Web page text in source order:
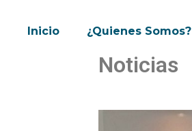
Inicio ¿Quienes Somos?
Noticias